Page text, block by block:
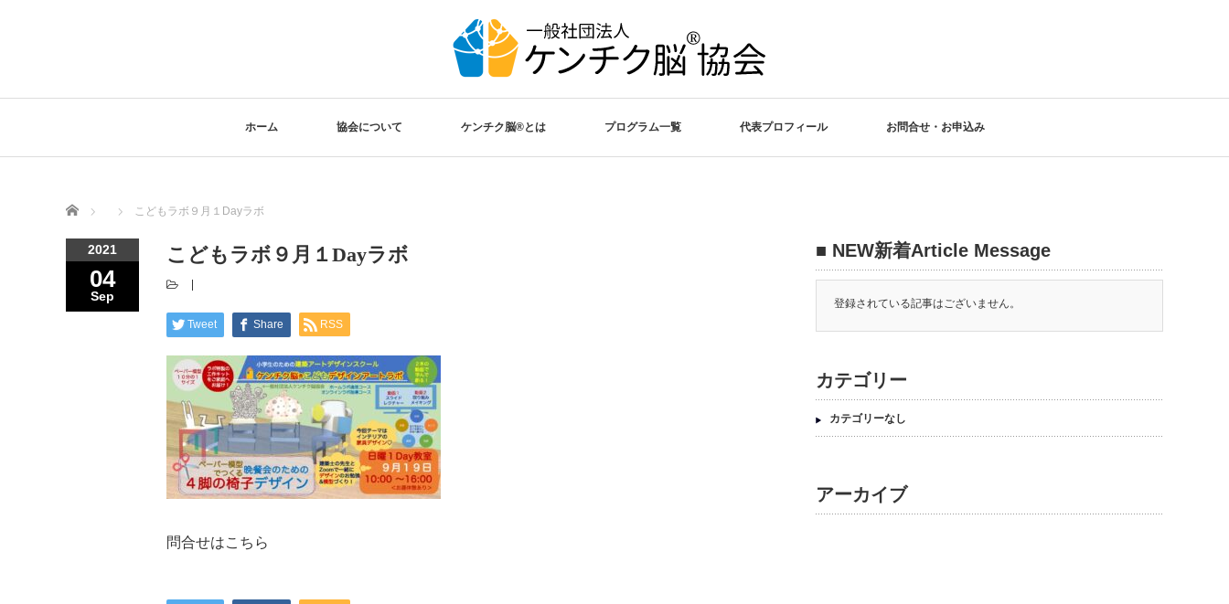
ホーム 協会について ケンチク脳®️とは プログラム一覧 代表プロフィール お問合せ・お申込み
Home こどもラボ９月１Dayラボ
2021
04
Sep
こどもラボ９月１Dayラボ
Tweet Share RSS
問合せはこちら
■ NEW新着Article Message
登録されている記事はございません。
カテゴリー
カテゴリーなし
アーカイブ